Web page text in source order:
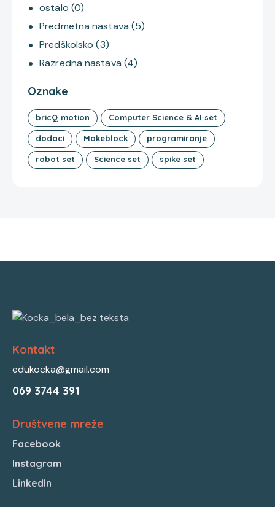
ostalo (0)
Predmetna nastava (5)
Predškolsko (3)
Razredna nastava (4)
Oznake
bricQ motion Computer Science & AI set
dodaci Makeblock programiranje
robot set Science set spike set
Kontakt
edukocka@gmail.com
069 3744 391
Društvene mreže
Facebook
Instagram
LinkedIn